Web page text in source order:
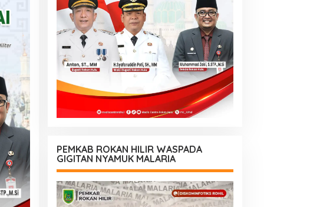
PEMKAB ROKAN HILIR WASPADA
GIGITAN NYAMUK MALARIA